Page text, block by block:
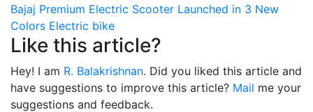
Bajaj Premium Electric Scooter Launched in 3 New
Colors Electric bike
Like this article?
Hey! I am R. Balakrishnan. Did you liked this article and
have suggestions to improve this article? Mail me your
suggestions and feedback.